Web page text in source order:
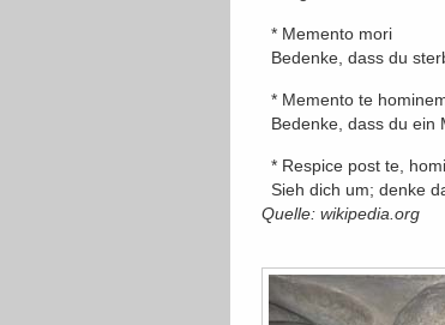
* Memento mori
Bedenke, dass du
* Memento te
Bedenke, dass du ein
* Respice post te,
Sieh dich um; denke
Quelle: wikipedia.org